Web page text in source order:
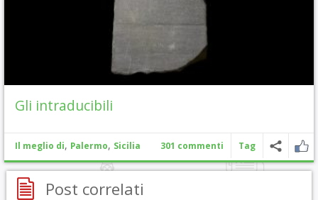
Gli intraducibili
Il meglio di, Palermo, Sicilia 301 commenti Tag
Post correlati